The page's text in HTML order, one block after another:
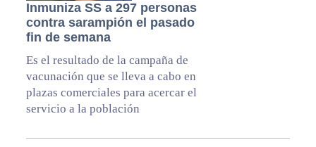
Inmuniza SS a 297 personas
contra sarampión el pasado
fin de semana
Es el resultado de la campaña de
vacunación que se lleva a cabo en
plazas comerciales para acercar el
servicio a la población